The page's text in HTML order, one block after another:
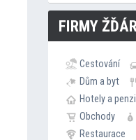
FIRMY
Cestování
Dům a byt
Hotely a
Obchody
Restaurace